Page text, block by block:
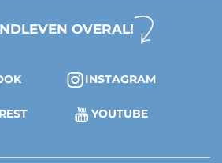
OVERAL!
INSTAGRAM
YOUTUBE